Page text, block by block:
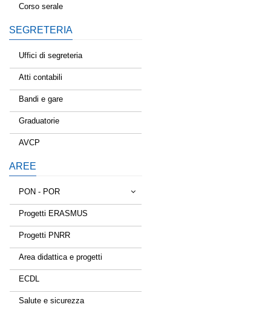
Corso serale
SEGRETERIA
Uffici di segreteria
Atti contabili
Bandi e gare
Graduatorie
AVCP
AREE
PON - POR
Tessere la rete
Estate a scuola
Scuola d'estate
Progetti ERASMUS
Progetti PNRR
Area didattica e progetti
ECDL
Salute e sicurezza